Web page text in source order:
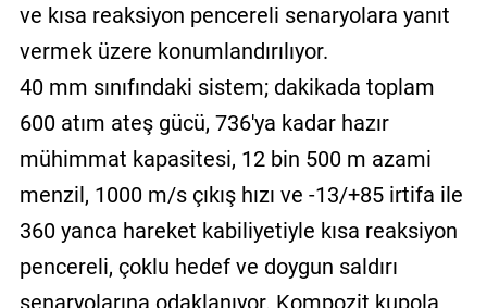
ve kısa reaksiyon pencereli senaryolara yanıt
vermek üzere konumlandırılıyor.
40 mm sınıfındaki sistem; dakikada toplam
600 atım ateş gücü, 736'ya kadar hazır
mühimmat kapasitesi, 12 bin 500 m azami
menzil, 1000 m/s çıkış hızı ve -13/+85 irtifa ile
360 yanca hareket kabiliyetiyle kısa reaksiyon
pencereli, çoklu hedef ve doygun saldırı
senaryolarına odaklanıyor. Kompozit kupola